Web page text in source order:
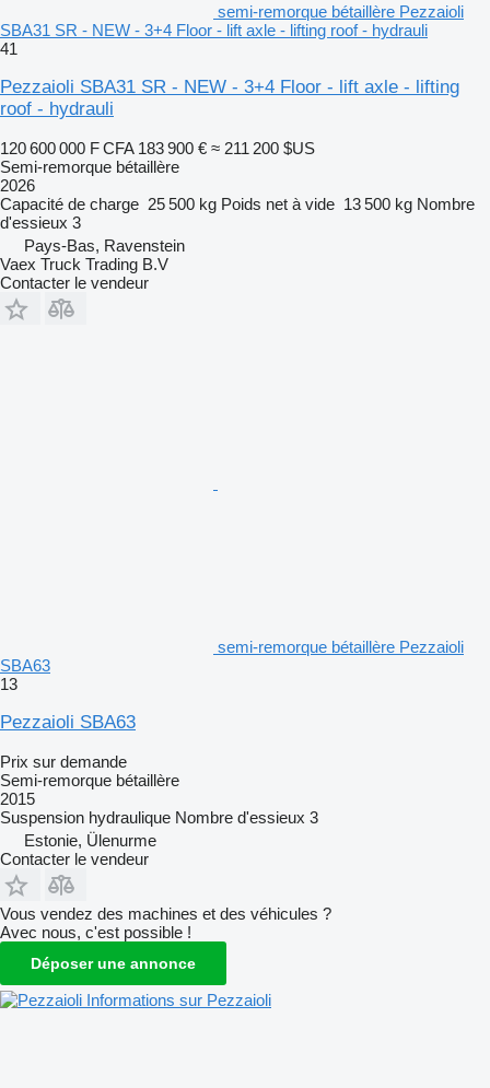
semi-remorque bétaillère Pezzaioli
SBA31 SR - NEW - 3+4 Floor - lift axle - lifting roof - hydrauli
41
Pezzaioli SBA31 SR - NEW - 3+4 Floor - lift axle - lifting
roof - hydrauli
120 600 000 F CFA 183 900 € ≈ 211 200 $US
Semi-remorque bétaillère
2026
Capacité de charge 25 500 kg Poids net à vide 13 500 kg Nombre
d'essieux 3
Pays-Bas, Ravenstein
Vaex Truck Trading B.V
Contacter le vendeur
semi-remorque bétaillère Pezzaioli
SBA63
13
Pezzaioli SBA63
Prix sur demande
Semi-remorque bétaillère
2015
Suspension hydraulique Nombre d'essieux 3
Estonie, Ülenurme
Contacter le vendeur
Vous vendez des machines et des véhicules ?
Avec nous, c'est possible !
Déposer une annonce
Informations sur Pezzaioli